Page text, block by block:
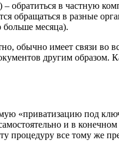
обратиться в частную
обращаться в разные
больше месяца).
обычно имеет связи во
другим образом.
«приватизацию под
и в
процедуру все тому же